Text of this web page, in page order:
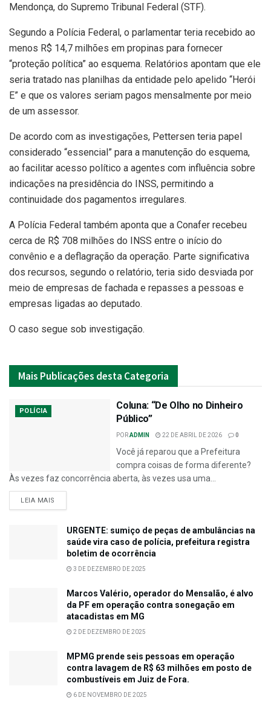
Mendonça, do Supremo Tribunal Federal (STF).
Segundo a Polícia Federal, o parlamentar teria recebido ao
menos R$ 14,7 milhões em propinas para fornecer
“proteção política” ao esquema. Relatórios apontam que ele
seria tratado nas planilhas da entidade pelo apelido “Herói
E” e que os valores seriam pagos mensalmente por meio
de um assessor.
De acordo com as investigações, Pettersen teria papel
considerado “essencial” para a manutenção do esquema,
ao facilitar acesso político a agentes com influência sobre
indicações na presidência do INSS, permitindo a
continuidade dos pagamentos irregulares.
A Polícia Federal também aponta que a Conafer recebeu
cerca de R$ 708 milhões do INSS entre o início do
convênio e a deflagração da operação. Parte significativa
dos recursos, segundo o relatório, teria sido desviada por
meio de empresas de fachada e repasses a pessoas e
empresas ligadas ao deputado.
O caso segue sob investigação.
Mais Publicações desta Categoria
POLÍCIA
Coluna: “De Olho no Dinheiro
Público”
PORADMIN 22 DE ABRIL DE 2026 0
Você já reparou que a Prefeitura
compra coisas de forma diferente?
Às vezes faz concorrência aberta, às vezes usa uma...
LEIA MAIS
URGENTE: sumiço de peças de ambulâncias na
saúde vira caso de polícia, prefeitura registra
boletim de ocorrência
3 DE DEZEMBRO DE 2025
Marcos Valério, operador do Mensalão, é alvo
da PF em operação contra sonegação em
atacadistas em MG
2 DE DEZEMBRO DE 2025
MPMG prende seis pessoas em operação
contra lavagem de R$ 63 milhões em posto de
combustíveis em Juiz de Fora.
6 DE NOVEMBRO DE 2025